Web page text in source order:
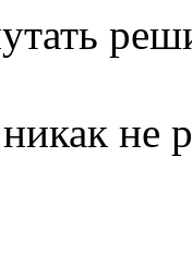
не